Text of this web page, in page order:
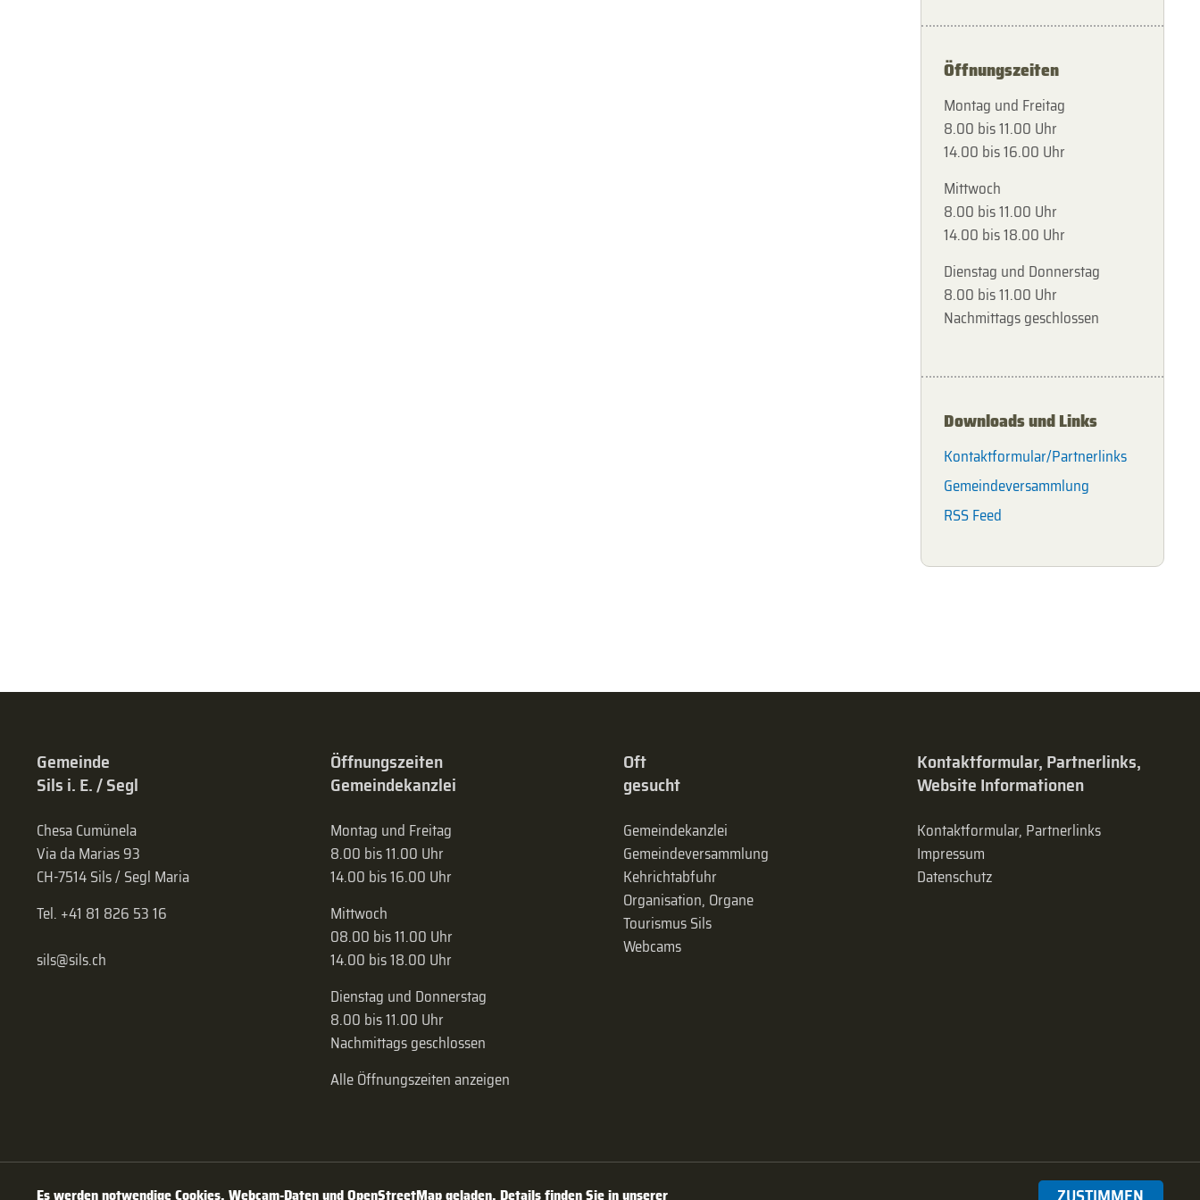
Öffnungszeiten
Montag und Freitag
8.00 bis 11.00 Uhr
14.00 bis 16.00 Uhr
Mittwoch
8.00 bis 11.00 Uhr
14.00 bis 18.00 Uhr
Dienstag und Donnerstag
8.00 bis 11.00 Uhr
Nachmittags geschlossen
Downloads und Links
Kontaktformular/Partnerlinks
Gemeindeversammlung
RSS Feed
Gemeinde
Sils i. E. / Segl
Chesa Cumünela
Via da Marias 93
CH-7514 Sils / Segl Maria
Tel. +41 81 826 53 16
sils@sils.ch
Öffnungszeiten
Gemeindekanzlei
Montag und Freitag
8.00 bis 11.00 Uhr
14.00 bis 16.00 Uhr
Mittwoch
08.00 bis 11.00 Uhr
14.00 bis 18.00 Uhr
Dienstag und Donnerstag
8.00 bis 11.00 Uhr
Nachmittags geschlossen
Alle Öffnungszeiten anzeigen
Oft
gesucht
Gemeindekanzlei
Gemeinde­versammlung
Kehrichtabfuhr
Organisation, Organe
Tourismus Sils
Webcams
Kontaktformular, Partnerlinks,
Website Informationen
Kontaktformular, Partnerlinks
Impressum
Datenschutz
Es werden notwendige Cookies, Webcam-Daten und OpenStreetMap geladen. Details finden Sie in unserer